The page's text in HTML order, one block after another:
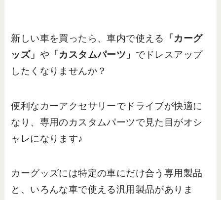
新しい車を買ったら、車内で使える
「カーグ
ッズ」 や 「カスタムパーツ」 でドレスアップ
したくなりませんか？
便利なカーアクセサリーでドライブが快適に
なり、専用のカスタムパーツで見た目がオシ
ャレになります♪
カーグッズには特定の車にだけ合う専用製品
と、いろんな車で使える汎用製品がありま